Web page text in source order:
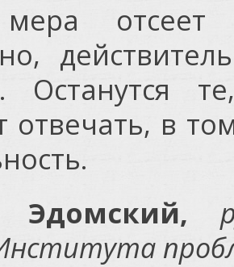
отсеет
Останутся
отвечать, в
Эдомский,